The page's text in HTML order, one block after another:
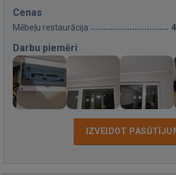
Cenas
Mēbeļu restaurācija
Darbu piemēri
IZVEIDOT